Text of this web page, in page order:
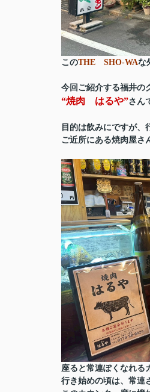
このTHE SHO-WAな
今回ご紹介する福井の
“焼肉 はるや”さん
目的は飲みにですが、
ご近所にある焼肉屋さ
座ると常連ぽくなれる
行き始めの頃は、常連